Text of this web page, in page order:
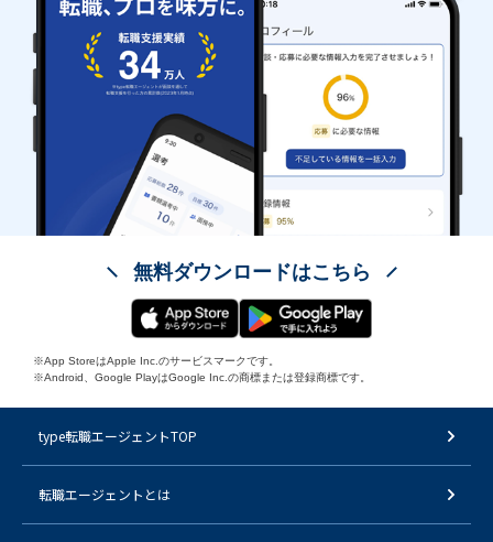
無料ダウンロードはこちら
※App StoreはApple Inc.のサービスマークです。
※Android、Google PlayはGoogle Inc.の商標または登録商標です。
type転職エージェントTOP
転職エージェントとは